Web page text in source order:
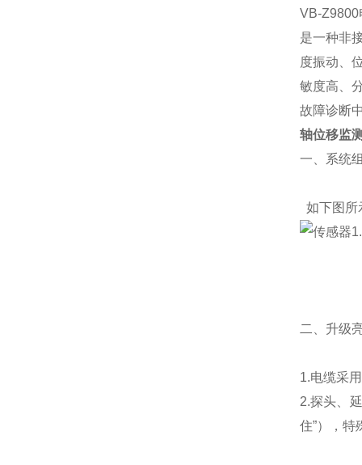
VB-
是一种非
度振动、
敏度高、
故障诊断
轴位移监
一、系统
如下图所
二、升级
1.电缆采
2.探头、
住”），特